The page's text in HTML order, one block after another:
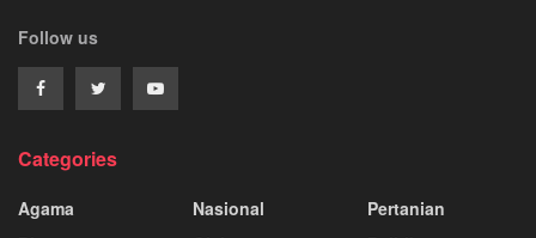
Follow us
Categories
Agama
Nasional
Pertanian